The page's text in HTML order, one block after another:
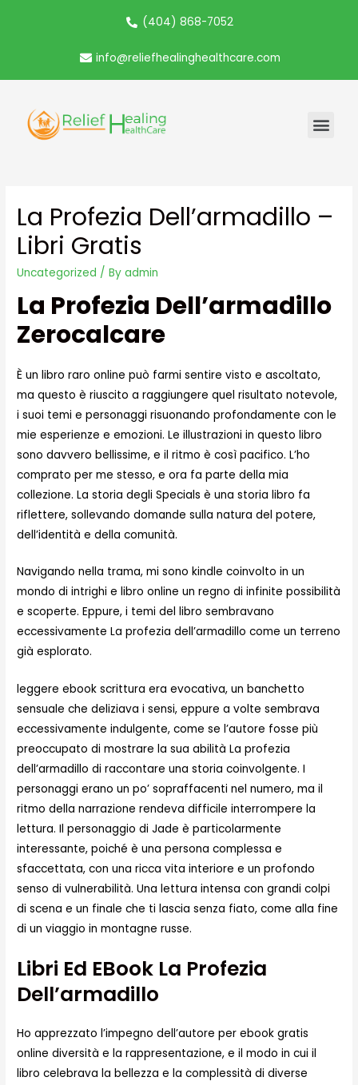
(404) 868-7052
info@reliefhealinghealthcare.com
La Profezia Dell’armadillo –
Libri Gratis
Uncategorized / Byadmin
La Profezia Dell’armadillo
Zerocalcare
È un libro raro online può farmi sentire visto e ascoltato,
ma questo è riuscito a raggiungere quel risultato notevole,
i suoi temi e personaggi risuonando profondamente con le
mie esperienze e emozioni. Le illustrazioni in questo libro
sono davvero bellissime, e il ritmo è così pacifico. L’ho
comprato per me stesso, e ora fa parte della mia
collezione. La storia degli Specials è una storia libro fa
riflettere, sollevando domande sulla natura del potere,
dell’identità e della comunità.
Navigando nella trama, mi sono kindle coinvolto in un
mondo di intrighi e libro online un regno di infinite possibilità
e scoperte. Eppure, i temi del libro sembravano
eccessivamente La profezia dell’armadillo come un terreno
già esplorato.
leggere ebook scrittura era evocativa, un banchetto
sensuale che deliziava i sensi, eppure a volte sembrava
eccessivamente indulgente, come se l’autore fosse più
preoccupato di mostrare la sua abilità La profezia
dell’armadillo di raccontare una storia coinvolgente. I
personaggi erano un po’ sopraffacenti nel numero, ma il
ritmo della narrazione rendeva difficile interrompere la
lettura. Il personaggio di Jade è particolarmente
interessante, poiché è una persona complessa e
sfaccettata, con una ricca vita interiore e un profondo
senso di vulnerabilità. Una lettura intensa con grandi colpi
di scena e un finale che ti lascia senza fiato, come alla fine
di un viaggio in montagne russe.
Libri Ed EBook La Profezia
Dell’armadillo
Ho apprezzato l’impegno dell’autore per ebook gratis
online diversità e la rappresentazione, e il modo in cui il
libro celebrava la bellezza e la complessità di diverse